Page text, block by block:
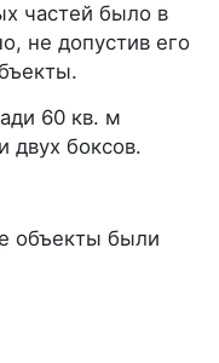
частей было в
не допустив его
60 кв. м
двух боксов.
объекты были